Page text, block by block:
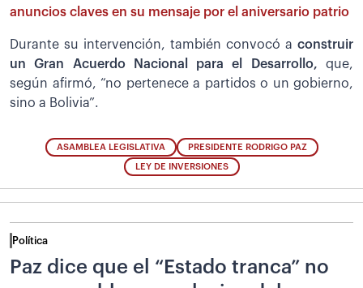
anuncios claves en su mensaje por el aniversario patrio
Durante su intervención, también convocó a construir
un Gran Acuerdo Nacional para el Desarrollo, que,
según afirmó, “no pertenece a partidos o un gobierno,
sino a Bolivia”.
ASAMBLEA LEGISLATIVA PRESIDENTE RODRIGO PAZ
LEY DE INVERSIONES
Política
Paz dice que el “Estado tranca” no